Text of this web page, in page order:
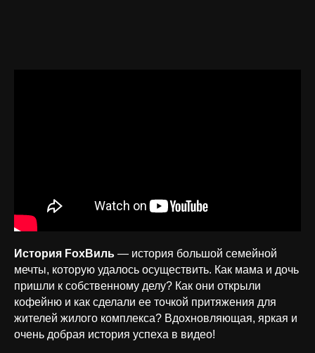
История FoxВиль — история большой семейной
мечты, которую удалось осуществить. Как мама и дочь
пришли к собственному делу? Как они открыли
кофейню и как сделали ее точкой притяжения для
жителей жилого комплекса? Вдохновляющая, яркая и
очень добрая история успеха в видео!